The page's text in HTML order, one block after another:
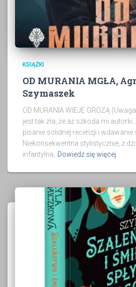
KSIĄŻKI
OD MURANIA MGŁA,
Szymaszek
OD MURANIA WIEJE GROZĄ
jest tak zła, że aż szkoda mi
pisanie solidnej recenzji i wdawanie
Niekonsekwentna stylistycznie, z
infantylna,
Dowiedz się więcej